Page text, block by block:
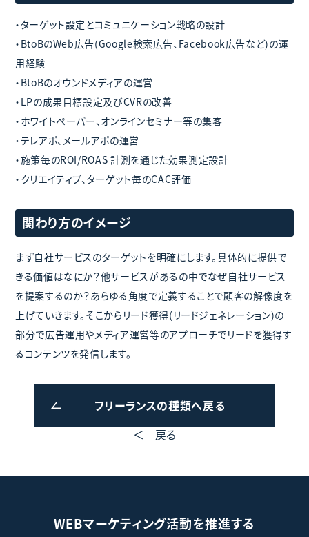
・ターゲット設定とコミュニケーション戦略の設計
・BtoBのWeb広告(Google検索広告、Facebook広告など)の運
用経験
・BtoBのオウンドメディアの運営
・LPの成果目標設定及びCVRの改善
・ホワイトペーパー、オンラインセミナー等の集客
・テレアポ、メールアポの運営
・施策毎のROI/ROAS 計測を通じた効果測定設計
・クリエイティブ、ターゲット毎のCAC評価
関わり方のイメージ
まず自社サービスのターゲットを明確にします。具体的に提供で
きる価値はなにか？他サービスがあるの中でなぜ自社サービス
を提案するのか？あらゆる角度で定義することで顧客の解像度を
上げていきます。そこからリード獲得(リードジェネレーション)の
部分で広告運用やメディア運営等のアプローチでリードを獲得す
るコンテンツを発信します。
フリーランスの種類へ戻る
＜ 戻る
WEBマーケティング活動を推進する